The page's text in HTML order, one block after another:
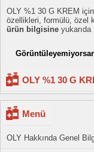
OLY %1 30 G KREM
özellikleri, formülü, özel
ürün bilgisine
OLY %1 30 G
Menü
OLY Hakkında Genel